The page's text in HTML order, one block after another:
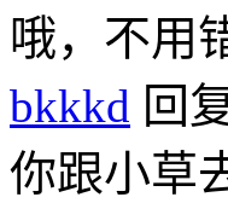
哦，不用
bkkkd 回
你跟小草